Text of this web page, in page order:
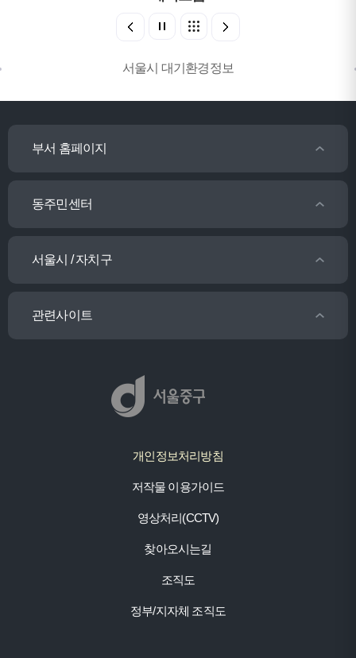
서울시 대기환경정보
부서 홈페이지
동주민센터
서울시 / 자치구
관련사이트
개인정보처리방침
저작물 이용가이드
영상처리(CCTV)
찾아오시는길
조직도
정부/지자체 조직도